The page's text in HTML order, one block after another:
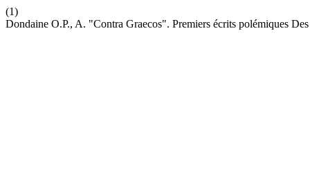
(1)
Dondaine O.P., A. "Contra Graecos". Premiers écrits polémiques